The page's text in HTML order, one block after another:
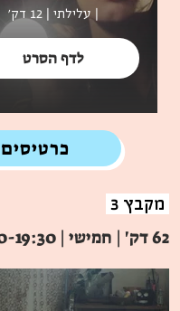
| עלילתי | 12 דק'
לדף הסרט
כרטיסים
מקבץ 3
62 דק' | חמישי | 18:30-19:30